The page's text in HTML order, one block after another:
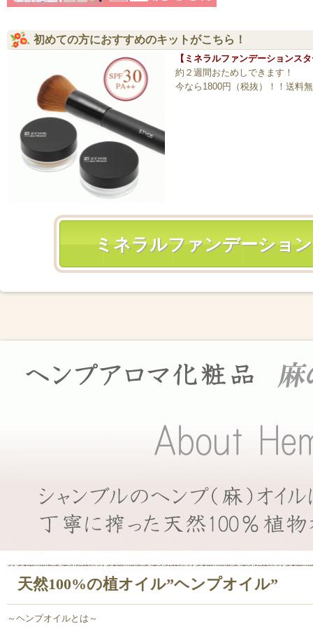
初めての方におすすめのキットがこちら！
【ミネラルファンデーションス
約２週間おためしできます！
今なら1800円（税抜）！！送料
ミネラルファンデーショ
天然100%の植オイル”ヘンプオイル”
～ヘンプオイルとは～